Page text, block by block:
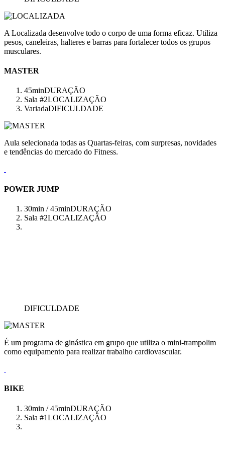
A Localizada desenvolve todo o corpo de uma forma eficaz. Utiliza
pesos, caneleiras, halteres e barras para fortalecer todos os grupos
musculares.
MASTER
45minDURAÇÃO
Sala #2LOCALIZAÇÃO
VariadaDIFICULDADE
Aula selecionada todas as Quartas-feiras, com surpresas, novidades
e tendências do mercado do Fitness.
POWER JUMP
30min / 45minDURAÇÃO
Sala #2LOCALIZAÇÃO
DIFICULDADE
É um programa de ginástica em grupo que utiliza o mini-trampolim
como equipamento para realizar trabalho cardiovascular.
BIKE
30min / 45minDURAÇÃO
Sala #1LOCALIZAÇÃO